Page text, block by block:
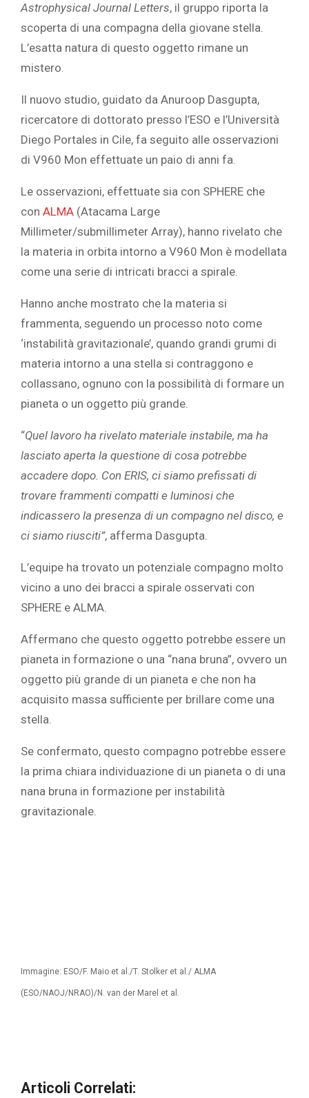
Astrophysical Journal Letters, il gruppo riporta la
scoperta di una compagna della giovane stella.
L’esatta natura di questo oggetto rimane un
mistero.
Il nuovo studio, guidato da Anuroop Dasgupta,
ricercatore di dottorato presso l’ESO e l’Università
Diego Portales in Cile, fa seguito alle osservazioni
di V960 Mon effettuate un paio di anni fa.
Le osservazioni, effettuate sia con SPHERE che
con ALMA (Atacama Large
Millimeter/submillimeter Array), hanno rivelato che
la materia in orbita intorno a V960 Mon è modellata
come una serie di intricati bracci a spirale.
Hanno anche mostrato che la materia si
frammenta, seguendo un processo noto come
‘instabilità gravitazionale’, quando grandi grumi di
materia intorno a una stella si contraggono e
collassano, ognuno con la possibilità di formare un
pianeta o un oggetto più grande.
“Quel lavoro ha rivelato materiale instabile, ma ha
lasciato aperta la questione di cosa potrebbe
accadere dopo. Con ERIS, ci siamo prefissati di
trovare frammenti compatti e luminosi che
indicassero la presenza di un compagno nel disco, e
ci siamo riusciti”, afferma Dasgupta.
L’equipe ha trovato un potenziale compagno molto
vicino a uno dei bracci a spirale osservati con
SPHERE e ALMA.
Affermano che questo oggetto potrebbe essere un
pianeta in formazione o una “nana bruna”, ovvero un
oggetto più grande di un pianeta e che non ha
acquisito massa sufficiente per brillare come una
stella.
Se confermato, questo compagno potrebbe essere
la prima chiara individuazione di un pianeta o di una
nana bruna in formazione per instabilità
gravitazionale.
Immagine: ESO/F. Maio et al./T. Stolker et al./ ALMA
(ESO/NAOJ/NRAO)/N. van der Marel et al.
Articoli Correlati: